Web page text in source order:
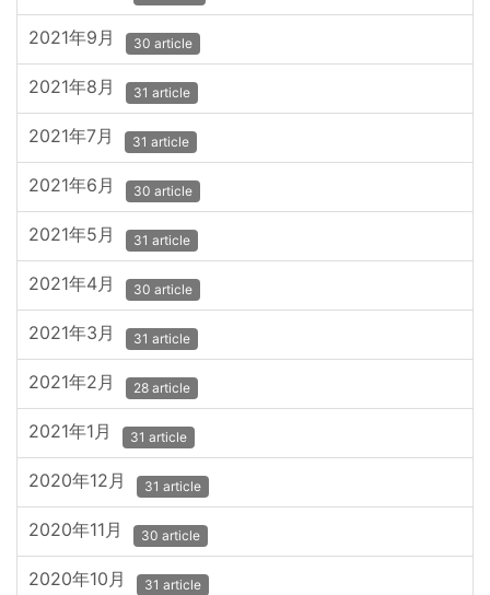
2021年9月 30 article
2021年8月 31 article
2021年7月 31 article
2021年6月 30 article
2021年5月 31 article
2021年4月 30 article
2021年3月 31 article
2021年2月 28 article
2021年1月 31 article
2020年12月 31 article
2020年11月 30 article
2020年10月 31 article